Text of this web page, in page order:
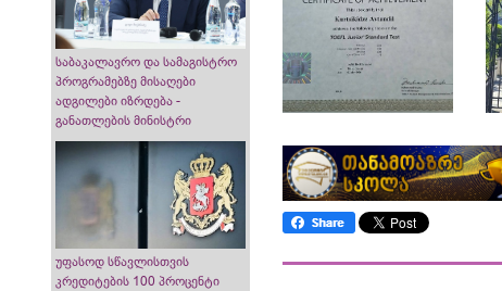
საბაკალავრო და სამაგისტრო
პროგრამებზე მისაღები
ადგილები იზრდება -
განათლების მინისტრი
უფასოდ სწავლისთვის
კრედიტების 100 პროცენტი